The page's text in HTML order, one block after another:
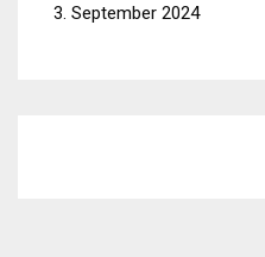
3. September 2024